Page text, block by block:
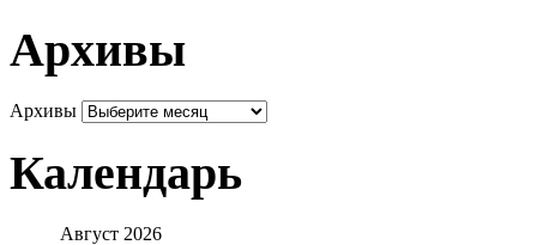
Архивы
Архивы
Календарь
Август 2026